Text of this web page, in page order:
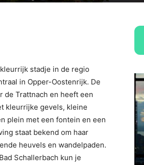
stadje in de regio
in Opper-Oostenrijk. De
de Trattnach en heeft een
kleurrijke gevels, kleine
plein met een fontein en een
staat bekend om haar
heuvels en wandelpaden.
Schallerbach kun je